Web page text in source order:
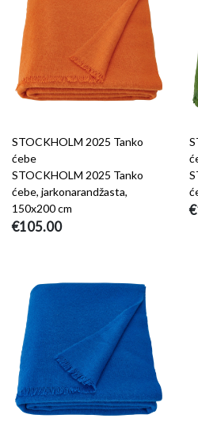
STOCKHOLM 2025 Tanko
ćebe
STOCKHOLM 2025 Tanko
ćebe, jarkonarandžasta,
150x200 cm
€105.00